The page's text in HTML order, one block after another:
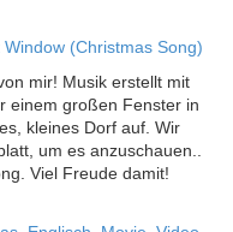
(Christmas Song)
mir! Musik erstellt mit
einem großen Fenster in
kleines Dorf auf. Wir
um es anzuschauen..
Viel Freude damit!